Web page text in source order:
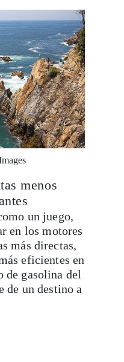
menos
un juego,
en los motores
más directas,
eficientes en
de gasolina del
de un destino a